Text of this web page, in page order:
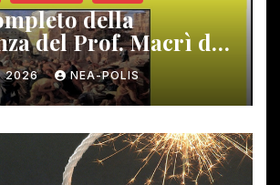
della
del Prof. Macrì del
scorso
2026 NEA-POLIS